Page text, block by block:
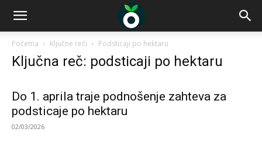
Početna Ključne reči Podsticaji po hektaru
Ključna reč: podsticaji po hektaru
Do 1. aprila traje podnošenje zahteva za
podsticaje po hektaru
02/03/2026